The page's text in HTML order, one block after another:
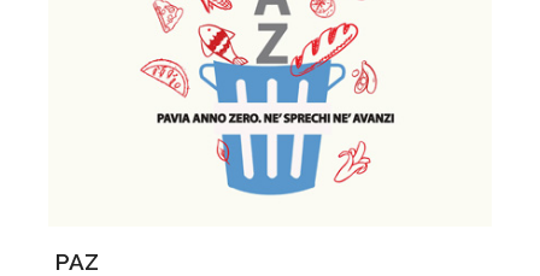
Idee in comune